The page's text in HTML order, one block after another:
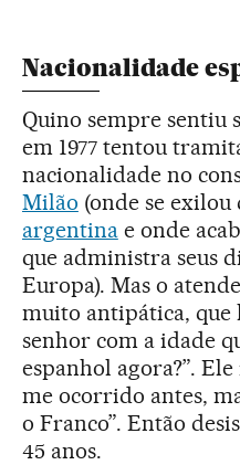
Nacionalidade
Quino sempre sentiu
em 1977 tentou
nacionalidade no
Milão (onde se
argentinae onde
que administra seus
Europa). Mas o
muito antipática, que
senhor com a idade
espanhol agora?”.
me ocorrido antes,
o Franco”. Então
45 anos.